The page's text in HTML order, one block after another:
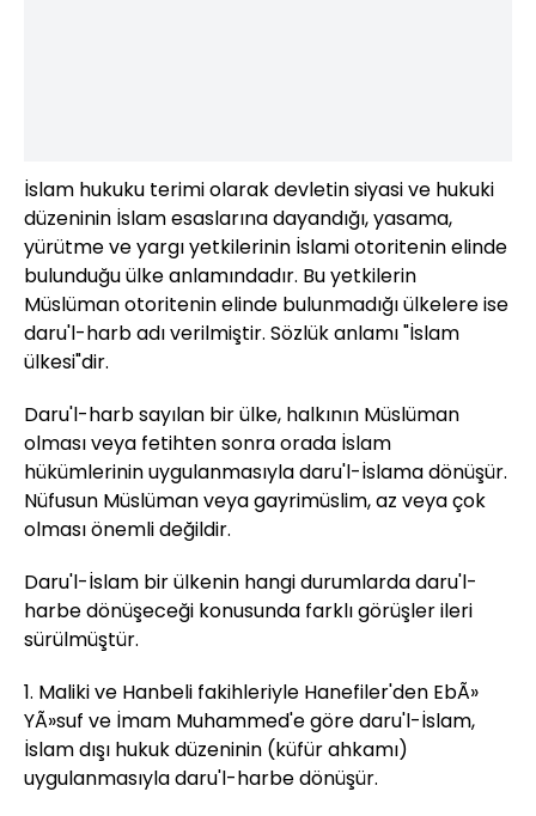
İslam hukuku terimi olarak devletin siyasi ve hukuki
düzeninin İslam esaslarına dayandığı, yasama,
yürütme ve yargı yetkilerinin İslami otoritenin elinde
bulunduğu ülke anlamındadır. Bu yetkilerin
Müslüman otoritenin elinde bulunmadığı ülkelere ise
daru'l-harb adı verilmiştir. Sözlük anlamı "İslam
ülkesi"dir.
Daru'l-harb sayılan bir ülke, halkının Müslüman
olması veya fetihten sonra orada İslam
hükümlerinin uygulanmasıyla daru'l-İslama dönüşür.
Nüfusun Müslüman veya gayrimüslim, az veya çok
olması önemli değildir.
Daru'l-İslam bir ülkenin hangi durumlarda daru'l-
harbe dönüşeceği konusunda farklı görüşler ileri
sürülmüştür.
1. Maliki ve Hanbeli fakihleriyle Hanefiler'den EbÃ»
YÃ»suf ve İmam Muhammed'e göre daru'l-İslam,
İslam dışı hukuk düzeninin (küfür ahkamı)
uygulanmasıyla daru'l-harbe dönüşür.